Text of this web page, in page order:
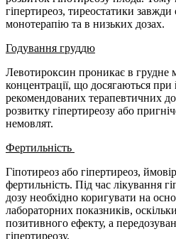
гіпертиреоз, тиреостатики завжди
монотерапію та в низьких дозах.
Годування груддю
Левотироксин проникає в грудне
концентрації, що досягаються при
рекомендованих терапевтичних
розвитку гіпертиреозу або
немовлят.
Фертильність
Гіпотиреоз або гіпертиреоз,
фертильність. Під час лікування
дозу необхідно коригувати на
лабораторних показників,
позитивного ефекту, а
гіпертиреозу.